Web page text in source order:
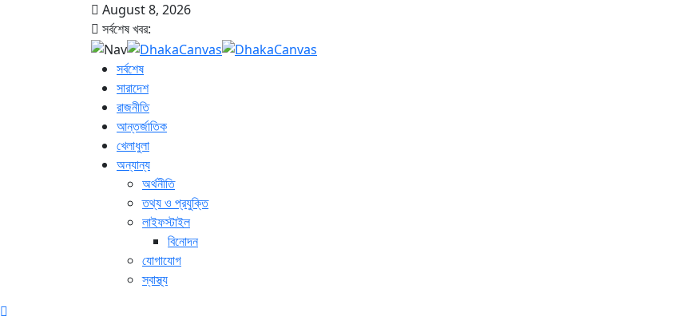
August 8, 2026
সর্বশেষ খবর:
সর্বশেষ
সারাদেশ
রাজনীতি
আন্তর্জাতিক
খেলাধুলা
অন্যান্য
অর্থনীতি
তথ্য ও প্রযুক্তি
লাইফস্টাইল
বিনোদন
যোগাযোগ
স্বাস্থ্য